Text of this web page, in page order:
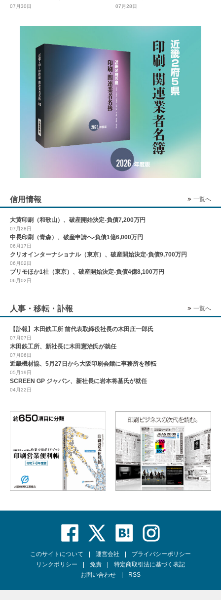
07月30日 07月28日
信用情報 一覧へ
大黄印刷（和歌山）、破産開始決定-負債7,200万円
07月28日
中長印刷（青森）、破産申請へ-負債1億6,000万円
06月17日
クリオインターナショナル（東京）、破産開始決定-負債9,700万円
06月02日
プリモほか1社（東京）、破産開始決定-負債4億8,100万円
06月02日
人事・移転・訃報 一覧へ
【訃報】木田鉄工所 前代表取締役社長の木田庄一郎氏
07月07日
木田鉄工所、新社長に木田憲治氏が就任
07月06日
近畿機材協、5月27日から大阪印刷会館に事務所を移転
05月19日
SCREEN GP ジャパン、新社長に岩本将基氏が就任
04月22日
このサイトについて 運営会社
プライバシーポリシー
リンクポリシー
免責
特定商取引法に基づく表記
お問い合わせ
RSS